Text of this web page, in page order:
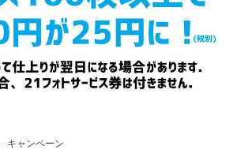
キャンペーン